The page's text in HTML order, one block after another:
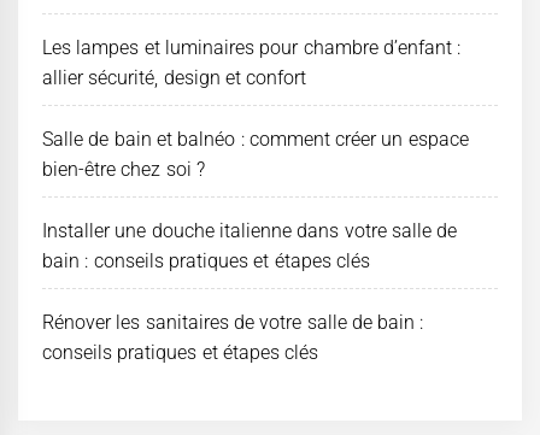
Les lampes et luminaires pour chambre d’enfant :
allier sécurité, design et confort
Salle de bain et balnéo : comment créer un espace
bien-être chez soi ?
Installer une douche italienne dans votre salle de
bain : conseils pratiques et étapes clés
Rénover les sanitaires de votre salle de bain :
conseils pratiques et étapes clés